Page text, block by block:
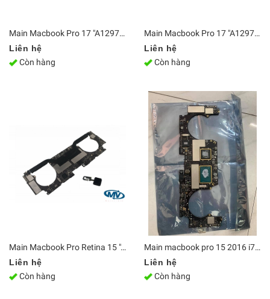
Main Macbook Pro 17 "A1297 i5-540M 2010 820-2849-A
Liên hệ
Còn hàng
Main Macbook Pro 17 "A1297 2009 820-2610-A
Liên hệ
Còn hàng
Main Macbook Pro Retina 15 "A1707 820-00821-A 2017
Liên hệ
Còn hàng
Main macbook pro 15 2016 i7ram 16 ổ 256
Liên hệ
Còn hàng